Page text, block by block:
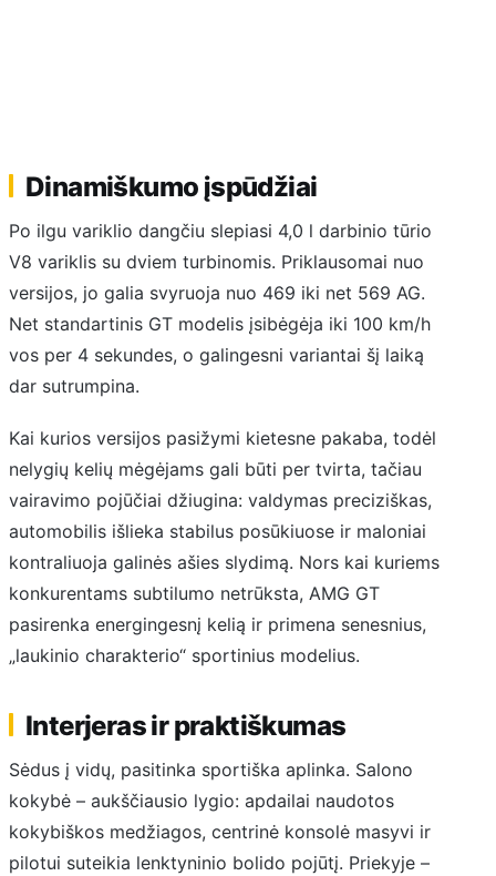
Dinamiškumo įspūdžiai
Po ilgu variklio dangčiu slepiasi 4,0 l darbinio tūrio
V8 variklis su dviem turbinomis. Priklausomai nuo
versijos, jo galia svyruoja nuo 469 iki net 569 AG.
Net standartinis GT modelis įsibėgėja iki 100 km/h
vos per 4 sekundes, o galingesni variantai šį laiką
dar sutrumpina.
Kai kurios versijos pasižymi kietesne pakaba, todėl
nelygių kelių mėgėjams gali būti per tvirta, tačiau
vairavimo pojūčiai džiugina: valdymas preciziškas,
automobilis išlieka stabilus posūkiuose ir maloniai
kontraliuoja galinės ašies slydimą. Nors kai kuriems
konkurentams subtilumo netrūksta, AMG GT
pasirenka energingesnį kelią ir primena senesnius,
„laukinio charakterio“ sportinius modelius.
Interjeras ir praktiškumas
Sėdus į vidų, pasitinka sportiška aplinka. Salono
kokybė – aukščiausio lygio: apdailai naudotos
kokybiškos medžiagos, centrinė konsolė masyvi ir
pilotui suteikia lenktyninio bolido pojūtį. Priekyje –